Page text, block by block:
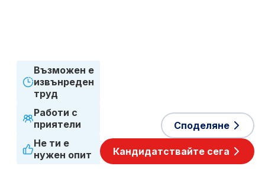
Възможен е
извънреден
труд
Работи с
приятели
Не ти е
нужен опит
Споделяне
Кандидатствайте сега